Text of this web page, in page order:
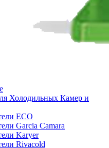
Холодильных Камер и
ECO
Garcia Camara
Karyer
Rivacold